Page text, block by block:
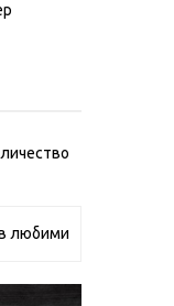
любими